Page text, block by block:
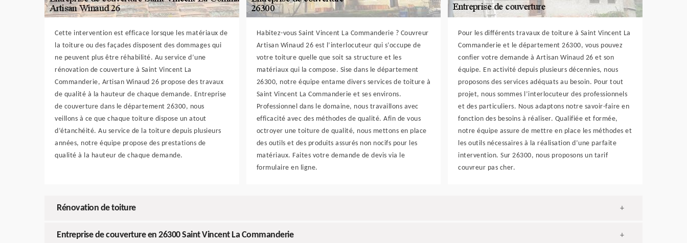
Cette intervention est efficace lorsque les matériaux de
la toiture ou des façades disposent des dommages qui
ne peuvent plus être réhabilité. Au service d’une
rénovation de couverture à Saint Vincent La
Commanderie, Artisan Winaud 26 propose des travaux
de qualité à la hauteur de chaque demande. Entreprise
de couverture dans le département 26300, nous
veillons à ce que chaque toiture dispose un atout
d’étanchéité. Au service de la toiture depuis plusieurs
années, notre équipe propose des prestations de
qualité à la hauteur de chaque demande.
Habitez-vous Saint Vincent La Commanderie ? Couvreur
Artisan Winaud 26 est l’interlocuteur qui s’occupe de
votre toiture quelle que soit sa structure et les
matériaux qui la compose. Sise dans le département
26300, notre équipe entame divers services de toiture à
Saint Vincent La Commanderie et ses environs.
Professionnel dans le domaine, nous travaillons avec
efficacité avec des méthodes de qualité. Afin de vous
octroyer une toiture de qualité, nous mettons en place
des outils et des produits assurés non nocifs pour les
matériaux. Faites votre demande de devis via le
formulaire en ligne.
Pour les différents travaux de toiture à Saint Vincent La
Commanderie et le département 26300, vous pouvez
confier votre demande à Artisan Winaud 26 et son
équipe. En activité depuis plusieurs décennies, nous
proposons des services adéquats au besoin. Pour tout
projet, nous sommes l’interlocuteur des professionnels
et des particuliers. Nous adaptons notre savoir-faire en
fonction des besoins à réaliser. Qualifiée et formée,
notre équipe assure de mettre en place les méthodes et
les outils nécessaires à la réalisation d’une parfaite
intervention. Sur 26300, nous proposons un tarif
couvreur pas cher.
Rénovation de toiture +
Entreprise de couverture en 26300 Saint Vincent La Commanderie +